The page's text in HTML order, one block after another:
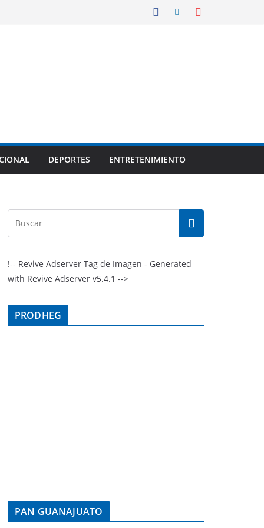
DEPORTES ENTRETENIMIENTO
!-- Revive Adserver Tag de Imagen - Generated
with Revive Adserver v5.4.1 -->
PRODHEG
PAN GUANAJUATO